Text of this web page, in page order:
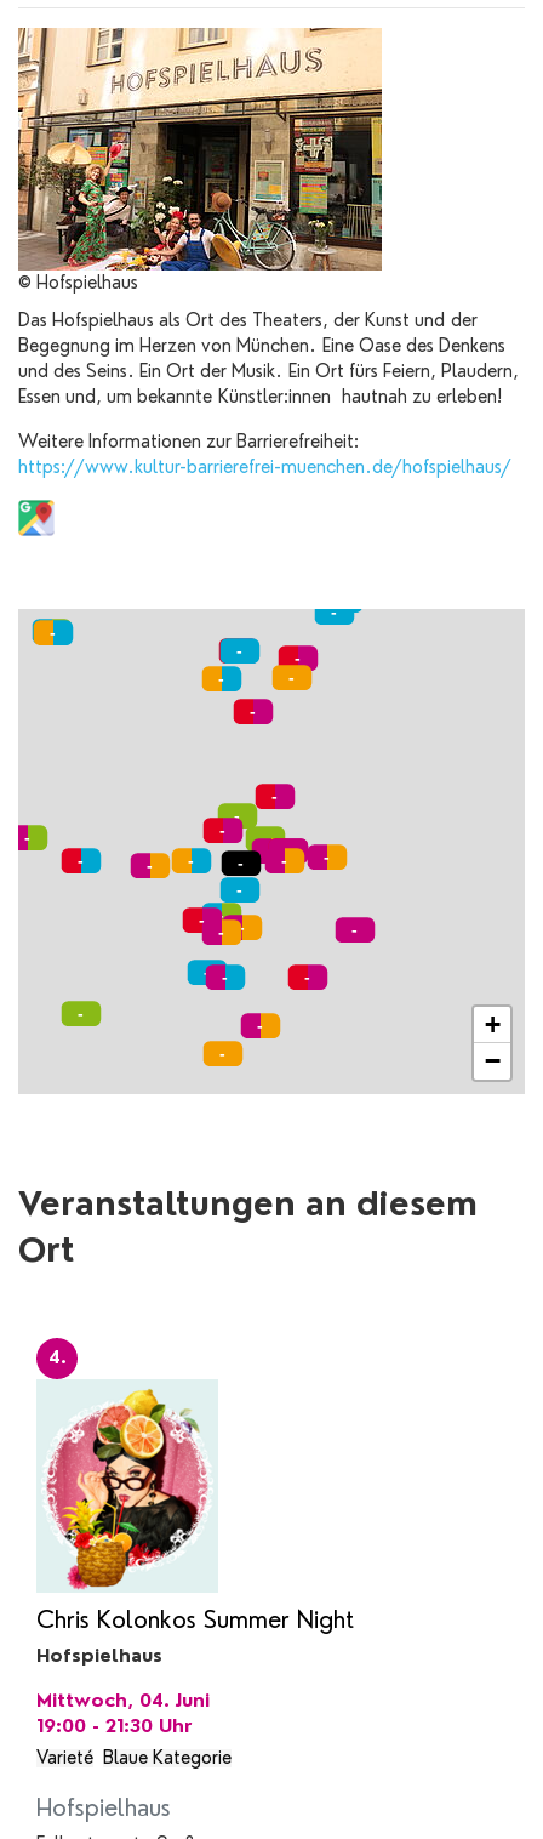
© Hofspielhaus
Das Hofspielhaus als Ort des Theaters, der Kunst und der
Begegnung im Herzen von München. Eine Oase des Denkens
und des Seins. Ein Ort der Musik. Ein Ort fürs Feiern, Plaudern,
Essen und, um bekannte Künstler:innen hautnah zu erleben!
Weitere Informationen zur Barrierefreiheit:
https://www.kultur-barrierefrei-muenchen.de/hofspielhaus/
+
−
Veranstaltungen an diesem
Ort
4.
Chris Kolonkos Summer Night
Hofspielhaus
Mittwoch, 04. Juni
19:00 - 21:30 Uhr
Varieté Blaue Kategorie
Hofspielhaus